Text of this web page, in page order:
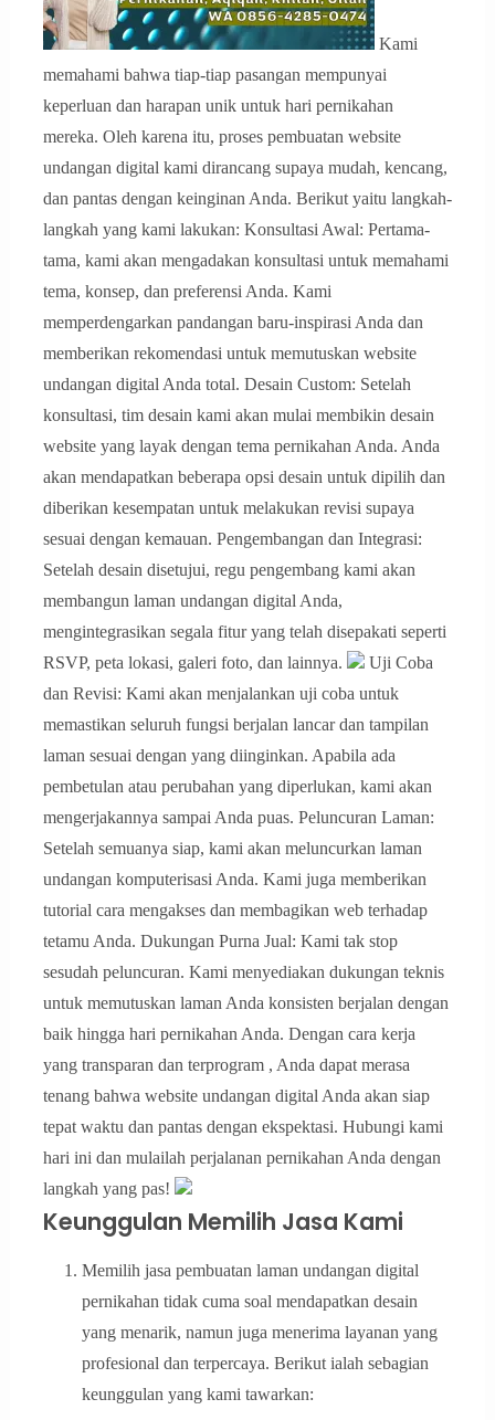
Kami
memahami bahwa tiap-tiap pasangan mempunyai
keperluan dan harapan unik untuk hari pernikahan
mereka. Oleh karena itu, proses pembuatan website
undangan digital kami dirancang supaya mudah, kencang,
dan pantas dengan keinginan Anda. Berikut yaitu langkah-
langkah yang kami lakukan: Konsultasi Awal: Pertama-
tama, kami akan mengadakan konsultasi untuk memahami
tema, konsep, dan preferensi Anda. Kami
memperdengarkan pandangan baru-inspirasi Anda dan
memberikan rekomendasi untuk memutuskan website
undangan digital Anda total. Desain Custom: Setelah
konsultasi, tim desain kami akan mulai membikin desain
website yang layak dengan tema pernikahan Anda. Anda
akan mendapatkan beberapa opsi desain untuk dipilih dan
diberikan kesempatan untuk melakukan revisi supaya
sesuai dengan kemauan. Pengembangan dan Integrasi:
Setelah desain disetujui, regu pengembang kami akan
membangun laman undangan digital Anda,
mengintegrasikan segala fitur yang telah disepakati seperti
RSVP, peta lokasi, galeri foto, dan lainnya.
Uji Coba
dan Revisi: Kami akan menjalankan uji coba untuk
memastikan seluruh fungsi berjalan lancar dan tampilan
laman sesuai dengan yang diinginkan. Apabila ada
pembetulan atau perubahan yang diperlukan, kami akan
mengerjakannya sampai Anda puas. Peluncuran Laman:
Setelah semuanya siap, kami akan meluncurkan laman
undangan komputerisasi Anda. Kami juga memberikan
tutorial cara mengakses dan membagikan web terhadap
tetamu Anda. Dukungan Purna Jual: Kami tak stop
sesudah peluncuran. Kami menyediakan dukungan teknis
untuk memutuskan laman Anda konsisten berjalan dengan
baik hingga hari pernikahan Anda. Dengan cara kerja
yang transparan dan terprogram , Anda dapat merasa
tenang bahwa website undangan digital Anda akan siap
tepat waktu dan pantas dengan ekspektasi. Hubungi kami
hari ini dan mulailah perjalanan pernikahan Anda dengan
langkah yang pas!
Keunggulan Memilih Jasa Kami
Memilih jasa pembuatan laman undangan digital
pernikahan tidak cuma soal mendapatkan desain
yang menarik, namun juga menerima layanan yang
profesional dan terpercaya. Berikut ialah sebagian
keunggulan yang kami tawarkan: